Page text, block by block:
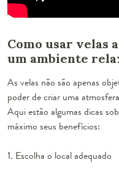
Como usar velas
um ambiente
As velas não são apenas
poder de criar uma
Aqui estão algumas dicas
máximo seus benefícios:
1. Escolha o local adequado